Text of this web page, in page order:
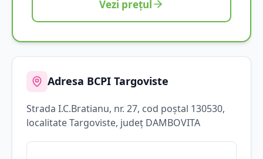
Vezi prețul
Adresa BCPI Targoviste
Strada I.C.Bratianu, nr. 27, cod poștal 130530,
localitateTargoviste, județ DAMBOVITA